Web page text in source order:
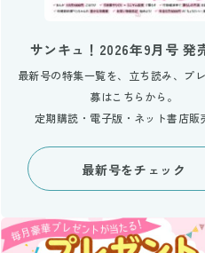
サンキュ！2026年9月号 発
最新号の特集一覧を、立ち読み、プ
募はこちらから。
定期購読・電子版・ネット書店販
最新号をチェック